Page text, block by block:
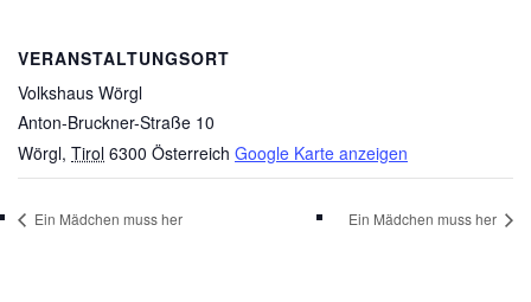
VERANSTALTUNGSORT
Volkshaus Wörgl
Anton-Bruckner-Straße 10
Wörgl, Tirol 6300 Österreich Google Karte anzeigen
Ein Mädchen muss her Ein Mädchen muss her